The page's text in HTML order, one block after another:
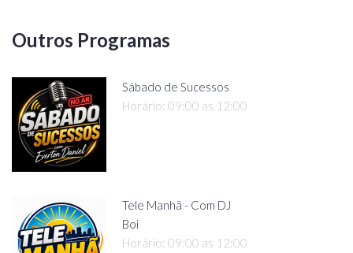
Outros Programas
Sábado de Sucessos
Horário: 09:00 as 12:00
Tele Manhã - Com DJ
Boi
Horário: 09:00 as 12:00